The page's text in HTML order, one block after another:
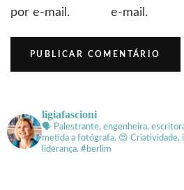
por e-mail.
e-mail.
ligiafascioni
🗣 Palestrante, engenheira,
metida a fotógrafa. 😍 Criatividade,
liderança. #berlim